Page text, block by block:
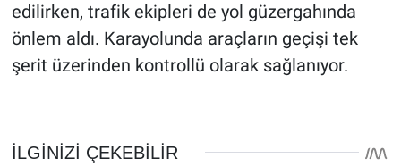
edilirken, trafik ekipleri de yol güzergahında
önlem aldı. Karayolunda araçların geçişi tek
şerit üzerinden kontrollü olarak sağlanıyor.